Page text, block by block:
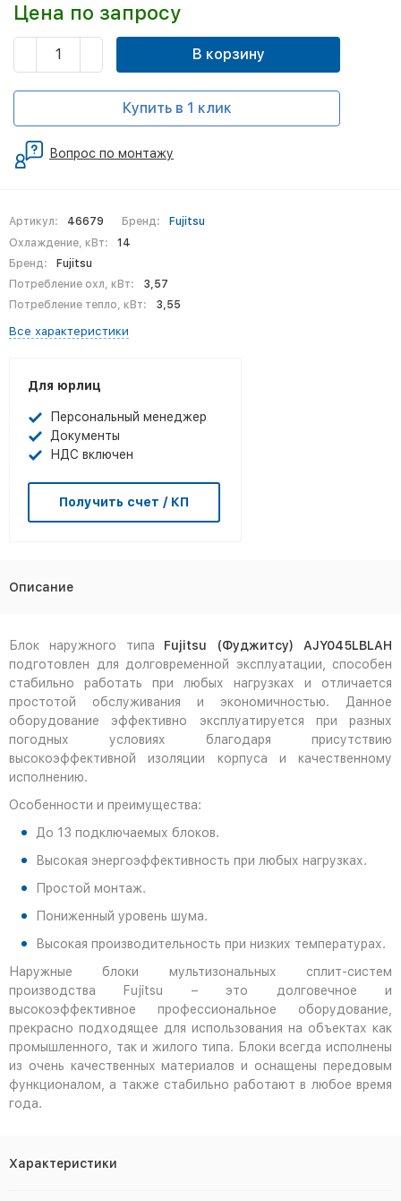
Артикул: 46679 Бренд:
Fujitsu
Охлаждение, кВт:
14
Бренд:
Fujitsu
Потребление охл, кВт:
3,57
Потребление тепло, кВт:
3,55
Все характеристики
Для юрлиц
Персональный менеджер
Документы
НДС включен
Получить счет / КП
Цена по запросу
В корзину
Купить в 1 клик
Вопрос по монтажу
Описание
Блок наружного типа Fujitsu (Фуджитсу) AJY045LBLAH
подготовлен для долговременной эксплуатации, способен
стабильно работать при любых нагрузках и отличается
простотой обслуживания и экономичностью. Данное
оборудование эффективно эксплуатируется при разных
погодных условиях благодаря присутствию
высокоэффективной изоляции корпуса и качественному
исполнению.
Особенности и преимущества:
До 13 подключаемых блоков.
Высокая энергоэффективность при любых нагрузках.
Простой монтаж.
Пониженный уровень шума.
Высокая производительность при низких температурах.
Наружные блоки мультизональных сплит-систем
производства Fujitsu – это долговечное и
высокоэффективное профессиональное оборудование,
прекрасно подходящее для использования на объектах как
промышленного, так и жилого типа. Блоки всегда исполнены
из очень качественных материалов и оснащены передовым
функционалом, а также стабильно работают в любое время
года.
Характеристики